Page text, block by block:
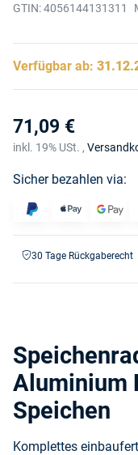
GTIN:4056144131311
Verfügbar ab:
71,09 €
inkl. 19% USt. ,
Sicher bezahlen via:
30 Tage Rückgaberecht
Aluminium
Speichen
Komplettes